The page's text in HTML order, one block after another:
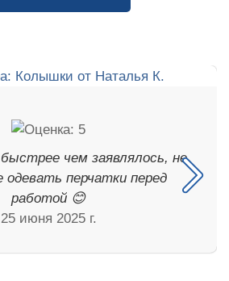
чем заявлялось, не
одевать перчатки перед
работой 😊
25 июня 2025 г.